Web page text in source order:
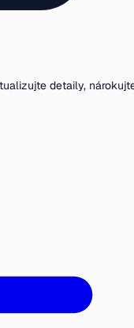
detaily,